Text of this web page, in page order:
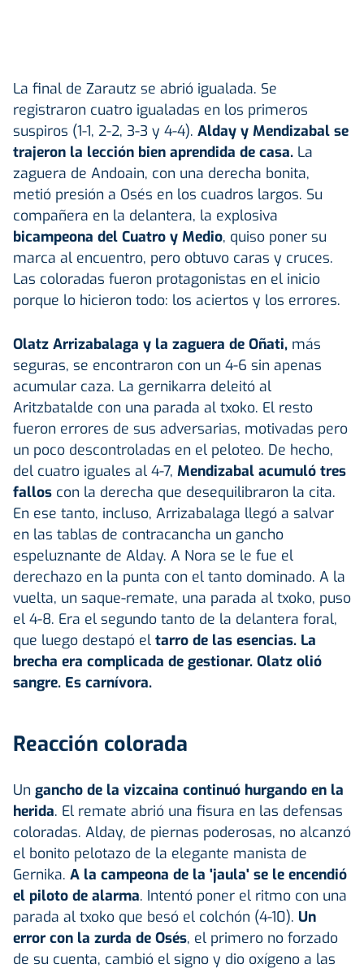
La final de Zarautz se abrió igualada. Se
registraron cuatro igualadas en los primeros
suspiros (1-1, 2-2, 3-3 y 4-4). Alday y Mendizabal se
trajeron la lección bien aprendida de casa. La
zaguera de Andoain, con una derecha bonita,
metió presión a Osés en los cuadros largos. Su
compañera en la delantera, la explosiva
bicampeona del Cuatro y Medio, quiso poner su
marca al encuentro, pero obtuvo caras y cruces.
Las coloradas fueron protagonistas en el inicio
porque lo hicieron todo: los aciertos y los errores.
Olatz Arrizabalaga y la zaguera de Oñati, más
seguras, se encontraron con un 4-6 sin apenas
acumular caza. La gernikarra deleitó al
Aritzbatalde con una parada al txoko. El resto
fueron errores de sus adversarias, motivadas pero
un poco descontroladas en el peloteo. De hecho,
del cuatro iguales al 4-7, Mendizabal acumuló tres
fallos con la derecha que desequilibraron la cita.
En ese tanto, incluso, Arrizabalaga llegó a salvar
en las tablas de contracancha un gancho
espeluznante de Alday. A Nora se le fue el
derechazo en la punta con el tanto dominado. A la
vuelta, un saque-remate, una parada al txoko, puso
el 4-8. Era el segundo tanto de la delantera foral,
que luego destapó el tarro de las esencias. La
brecha era complicada de gestionar. Olatz olió
sangre. Es carnívora.
Reacción colorada
Un gancho de la vizcaina continuó hurgando en la
herida. El remate abrió una fisura en las defensas
coloradas. Alday, de piernas poderosas, no alcanzó
el bonito pelotazo de la elegante manista de
Gernika. A la campeona de la 'jaula' se le encendió
el piloto de alarma. Intentó poner el ritmo con una
parada al txoko que besó el colchón (4-10). Un
error con la zurda de Osés, el primero no forzado
de su cuenta, cambió el signo y dio oxígeno a las